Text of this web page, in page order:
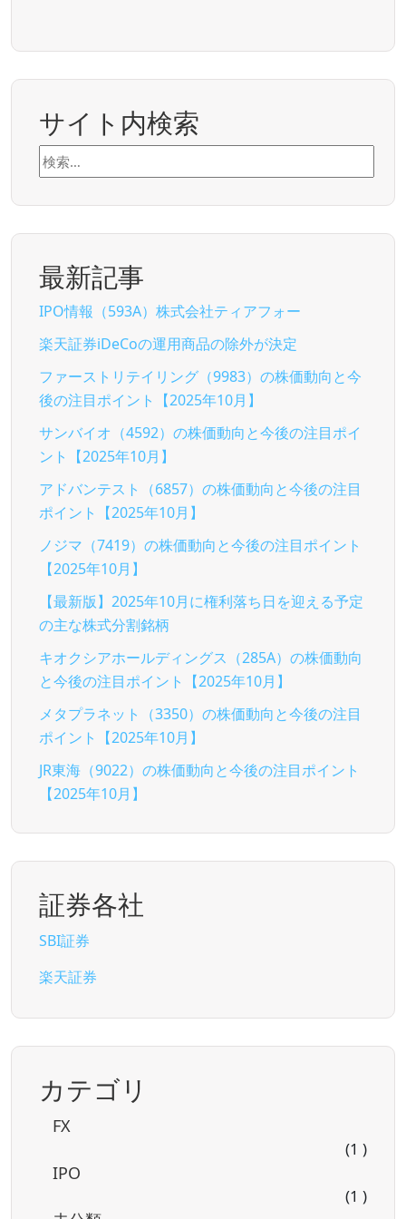
サイト内検索
検
索:
最新記事
IPO情報（593A）株式会社ティアフォー
楽天証券iDeCoの運用商品の除外が決定
ファーストリテイリング（9983）の株価動向と今
後の注目ポイント【2025年10月】
サンバイオ（4592）の株価動向と今後の注目ポイ
ント【2025年10月】
アドバンテスト（6857）の株価動向と今後の注目
ポイント【2025年10月】
ノジマ（7419）の株価動向と今後の注目ポイント
【2025年10月】
【最新版】2025年10月に権利落ち日を迎える予定
の主な株式分割銘柄
キオクシアホールディングス（285A）の株価動向
と今後の注目ポイント【2025年10月】
メタプラネット（3350）の株価動向と今後の注目
ポイント【2025年10月】
JR東海（9022）の株価動向と今後の注目ポイント
【2025年10月】
証券各社
SBI証券
楽天証券
カテゴリ
FX
(1 )
IPO
(1 )